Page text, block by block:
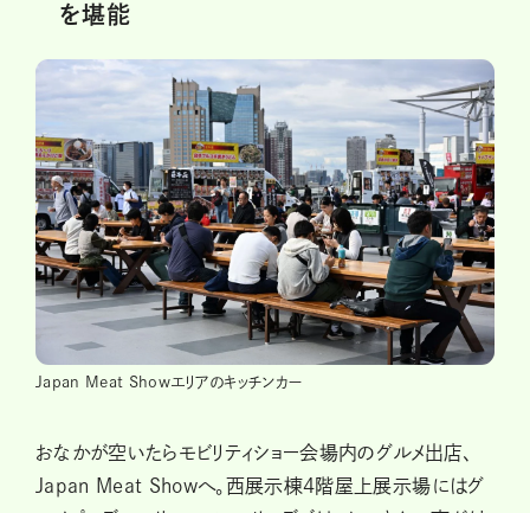
を堪能
Japan Meat Showエリアのキッチンカー
おなかが空いたらモビリティショー会場内のグルメ出店、
Japan Meat Showへ。西展示棟4階屋上展示場にはグ